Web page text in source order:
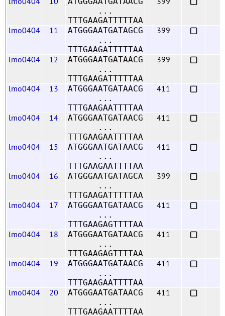
...
TTTGAAGATTTTTAA
lmo0404 11
ATGGGAATGATAGCG
...
TTTGAAGATTTTTAA
399
lmo0404 12
ATGGGAATGATAACG
...
TTTGAAGATTTTTAA
399
lmo0404 13
ATGGGAATGATAACG
...
TTTGAAGAATTTTAA
411
lmo0404 14
ATGGGAATGATAACG
...
TTTGAAGAATTTTAA
411
lmo0404 15
ATGGGAATGATAACG
...
TTTGAAGAATTTTAA
411
lmo0404 16
ATGGGAATGATAGCA
...
TTTGAAGATTTTTAA
399
lmo0404 17
ATGGGAATGATAACG
...
TTTGAAGAGTTTTAA
411
lmo0404 18
ATGGGAATGATAACG
...
TTTGAAGAGTTTTAA
411
lmo0404 19
ATGGGAATGATAACG
...
TTTGAAGAATTTTAA
411
lmo0404 20
ATGGGAATGATAACG
...
TTTGAAGAATTTTAA
411